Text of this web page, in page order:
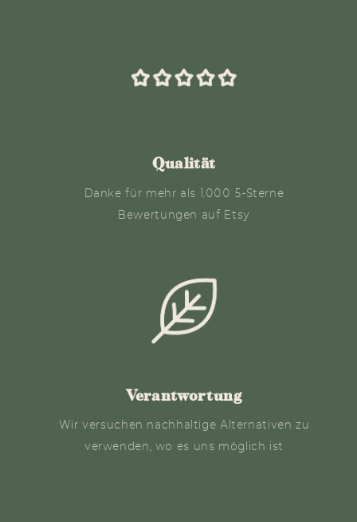
Qualität
Danke für mehr als 1.000 5-Sterne
Bewertungen auf Etsy
Verantwortung
Wir versuchen nachhaltige Alternativen zu
verwenden, wo es uns möglich ist